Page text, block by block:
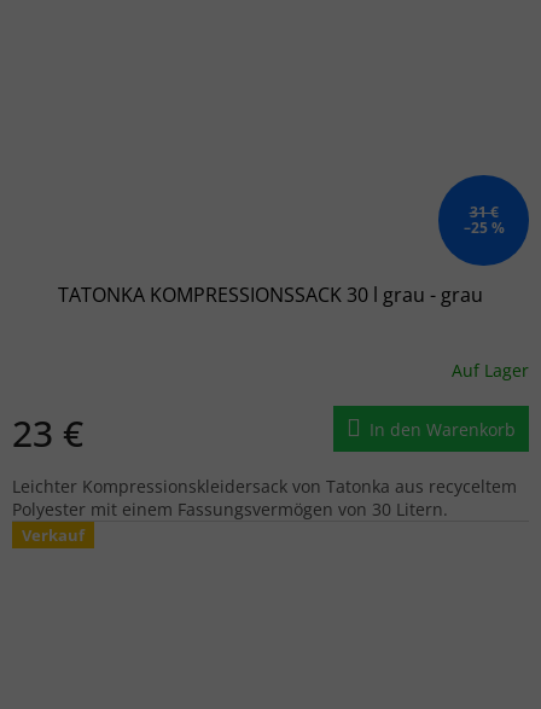
31 €
–25 %
TATONKA KOMPRESSIONSSACK 30 l grau - grau
Auf Lager
23 € In den Warenkorb
Leichter Kompressionskleidersack von Tatonka aus recyceltem
Polyester mit einem Fassungsvermögen von 30 Litern.
Verkauf